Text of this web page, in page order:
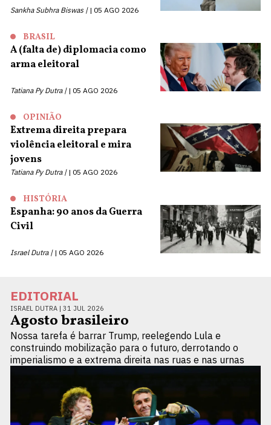
Sankha Subhra Biswas | 05 AGO 2026
BRASIL
A (falta de) diplomacia como
arma eleitoral
Tatiana Py Dutra | 05 AGO 2026
OPINIÃO
Extrema direita prepara
violência eleitoral e mira
jovens
Tatiana Py Dutra | 05 AGO 2026
HISTÓRIA
Espanha: 90 anos da Guerra
Civil
Israel Dutra | 05 AGO 2026
EDITORIAL
ISRAEL DUTRA | 31 JUL 2026
Agosto brasileiro
Nossa tarefa é barrar Trump, reelegendo Lula e
construindo mobilização para o futuro, derrotando o
imperialismo e a extrema direita nas ruas e nas urnas